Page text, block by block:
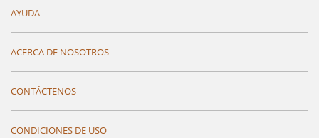
AYUDA
ACERCA DE NOSOTROS
CONTÁCTENOS
CONDICIONES DE USO